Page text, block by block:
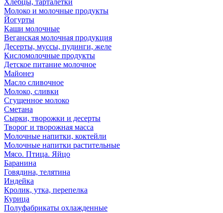
Хлебцы, тарталетки
Молоко и молочные продукты
Йогурты
Каши молочные
Веганская молочная продукция
Десерты, муссы, пудинги, желе
Кисломолочные продукты
Детское питание молочное
Майонез
Масло сливочное
Молоко, сливки
Сгущенное молоко
Сметана
Сырки, творожки и десерты
Творог и творожная масса
Молочные напитки, коктейли
Молочные напитки растительные
Мясо. Птица. Яйцо
Баранина
Говядина, телятина
Индейка
Кролик, утка, перепелка
Курица
Полуфабрикаты охлажденные